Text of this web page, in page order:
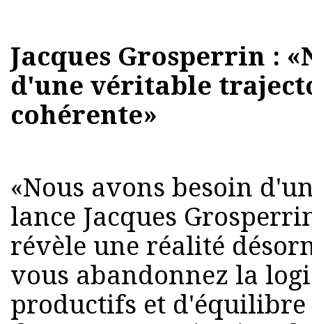
Jacques Grosperrin :
d'une véritable
cohérente»
«Nous avons besoin
lance Jacques
révèle une réalité
vous abandonnez la
productifs et